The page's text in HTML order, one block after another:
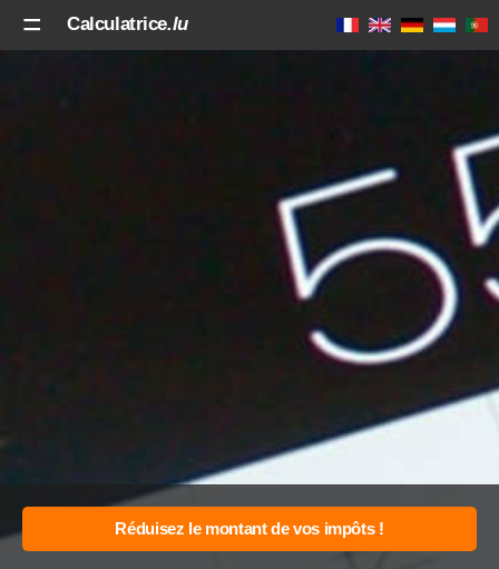
Calculatrice.lu